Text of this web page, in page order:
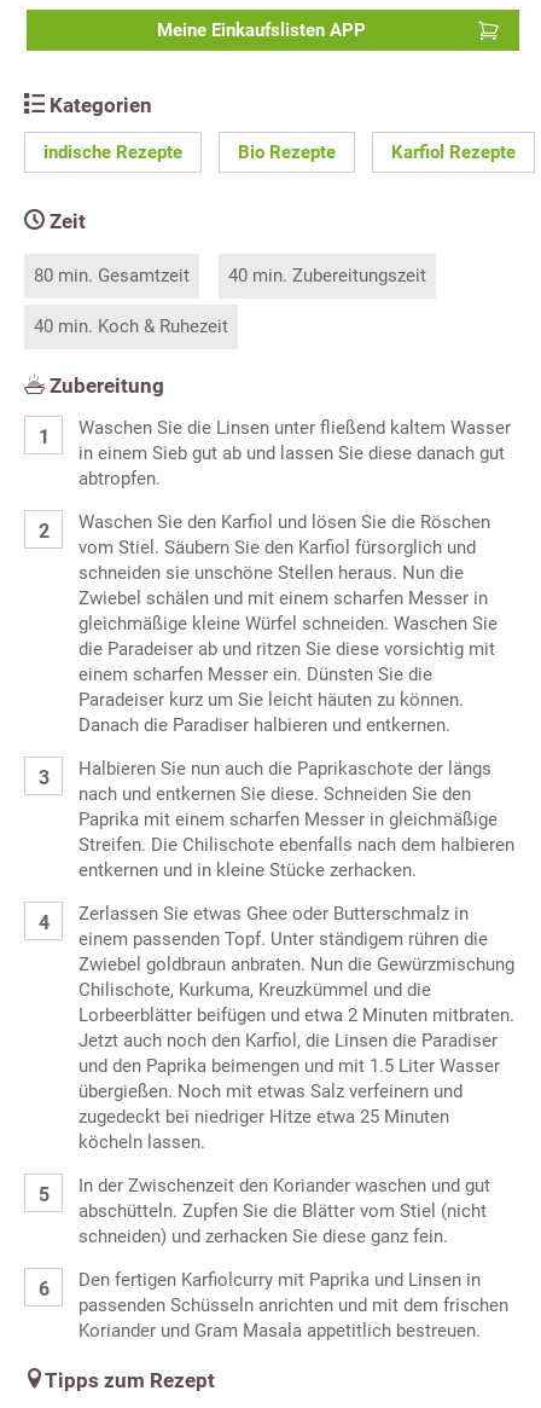
Meine Einkaufslisten APP
Kategorien
indische Rezepte Bio Rezepte Karfiol Rezepte
Zeit
80 min. Gesamtzeit 40 min. Zubereitungszeit
40 min. Koch & Ruhezeit
Zubereitung
Waschen Sie die Linsen unter fließend kaltem Wasser
in einem Sieb gut ab und lassen Sie diese danach gut
abtropfen.
Waschen Sie den Karfiol und lösen Sie die Röschen
vom Stiel. Säubern Sie den Karfiol fürsorglich und
schneiden sie unschöne Stellen heraus. Nun die
Zwiebel schälen und mit einem scharfen Messer in
gleichmäßige kleine Würfel schneiden. Waschen Sie
die Paradeiser ab und ritzen Sie diese vorsichtig mit
einem scharfen Messer ein. Dünsten Sie die
Paradeiser kurz um Sie leicht häuten zu können.
Danach die Paradiser halbieren und entkernen.
Halbieren Sie nun auch die Paprikaschote der längs
nach und entkernen Sie diese. Schneiden Sie den
Paprika mit einem scharfen Messer in gleichmäßige
Streifen. Die Chilischote ebenfalls nach dem halbieren
entkernen und in kleine Stücke zerhacken.
Zerlassen Sie etwas Ghee oder Butterschmalz in
einem passenden Topf. Unter ständigem rühren die
Zwiebel goldbraun anbraten. Nun die Gewürzmischung
Chilischote, Kurkuma, Kreuzkümmel und die
Lorbeerblätter beifügen und etwa 2 Minuten mitbraten.
Jetzt auch noch den Karfiol, die Linsen die Paradiser
und den Paprika beimengen und mit 1.5 Liter Wasser
übergießen. Noch mit etwas Salz verfeinern und
zugedeckt bei niedriger Hitze etwa 25 Minuten
köcheln lassen.
In der Zwischenzeit den Koriander waschen und gut
abschütteln. Zupfen Sie die Blätter vom Stiel (nicht
schneiden) und zerhacken Sie diese ganz fein.
Den fertigen Karfiolcurry mit Paprika und Linsen in
passenden Schüsseln anrichten und mit dem frischen
Koriander und Gram Masala appetitlich bestreuen.
Tipps zum Rezept